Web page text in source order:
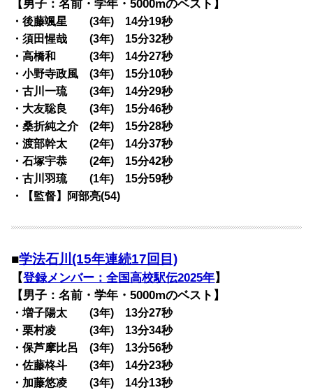
【男子：名前・学年・5000mのベスト】
・後藤颯星 (3年) 14分19秒
・須田惺哉 (3年) 15分32秒
・高橋和 (3年) 14分27秒
・小野寺政風 (3年) 15分10秒
・古川一琉 (3年) 14分29秒
・大友聡良 (3年) 15分46秒
・桑折純之介 (2年) 15分28秒
・渡部幹太 (2年) 14分37秒
・石塚宇恭 (2年) 15分42秒
・古川羽琉 (1年) 15分59秒
・【監督】阿部亮(54)
■学法石川(15年連続17回目)
【登録メンバー：全国高校駅伝2025年】
【男子：名前・学年・5000mのベスト】
・増子陽太 (3年) 13分27秒
・栗村凌 (3年) 13分34秒
・保芦摩比呂 (3年) 13分56秒
・佐藤柊斗 (3年) 14分23秒
・加藤悠凌 (3年) 14分13秒